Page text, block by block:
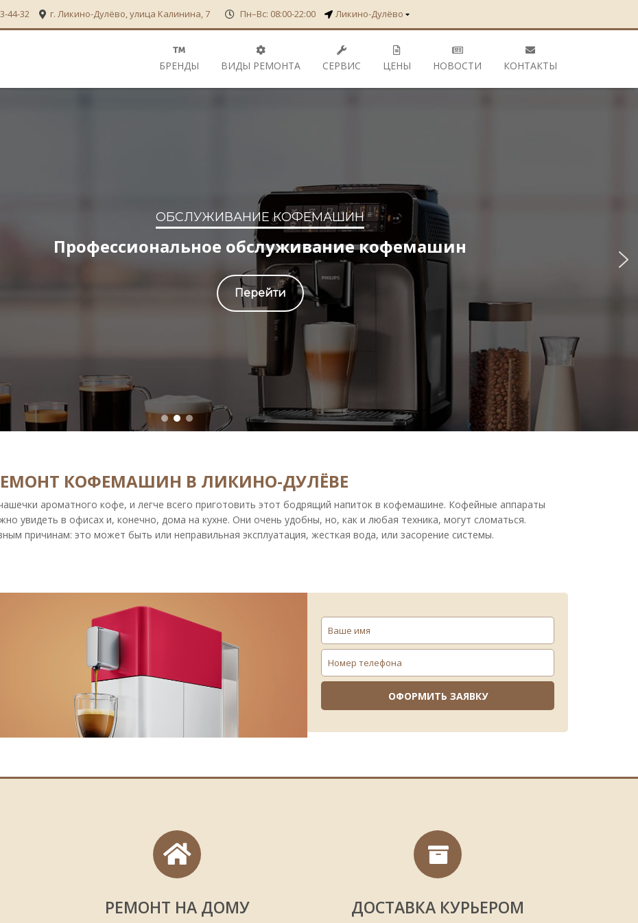
44-32 г. Ликино-Дулёво, улица Калинина, 7 Пн–Вс: 08:00-22:00 Ликино-Дулёво
БРЕНДЫ ВИДЫ РЕМОНТА СЕРВИС ЦЕНЫ НОВОСТИ КОНТАКТЫ
ОБСЛУЖИВАНИЕ КОФЕМАШИН
обслуживание кофемашин
КОФЕМАШИН В ЛИКИНО-ДУЛЁВЕ
ароматного кофе, и легче всего приготовить этот бодрящий напиток в кофемашине. Кофейные аппараты
увидеть в офисах и, конечно, дома на кухне. Они очень удобны, но, как и любая техника, могут сломаться.
причинам: это может быть или неправильная эксплуатация, жесткая вода, или засорение системы.
основе производит сервисный центр «Кофе-Сервис», наши мастера быстро устранят неисправность.
тогда, когда не соблюдаются правила эксплуатации. Иногда владельцы аппаратов пытаются самостоятельно
оборудование, что приводит к еще большим поломкам или полному отказу системы.
может быть произведен на месте. Обычно техника не хочет работать из-за неправильной настройки или
аппарата, перенастройка программы или замена уплотнений, достаточно просто позвонить по телефону или
специалиста на сайте. Наш мастер по ремонту кофемашин быстро справится с этой задачей."
нужно привезти технику в наш сервисный центр. Специалисты «Кофе-Сервис» проводут диагностику и выполнят
замену всех изношенных деталей, правильно настроят электронику, полностью очистят систему. После
И ОБСЛУЖИВАНИЕ КОФЕМАШИН
ломаться, и прослужит долго.
обращайтесь в Сервисный Центр «Кофе-Сервис», у нас диагностика, ремонт и обслуживание кофемашин будут
Кроме этого мы предоставляем гарантию на выполненную работу, а при повторной поломке аппарата его
РЕМОНТ НА ДОМУ ДОСТАВКА КУРЬЕРОМ